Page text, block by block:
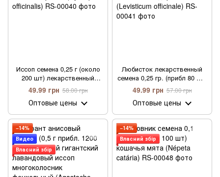
Иссоп семена 0,25 г (около
200 шт) лекарственный
медонос синий зверобой
(Hyssopus officinalis)
49.99 грн 58.00 грн
Оптовые цены
Любисток лекарственный
семена 0,25 гр. (прибл 80 шт)
зимний сельдерей (Levisticum
officinale)
49.99 грн 57.00 грн
Оптовые цены
−14%
Видео
Власний збір
−14%
Власний збір